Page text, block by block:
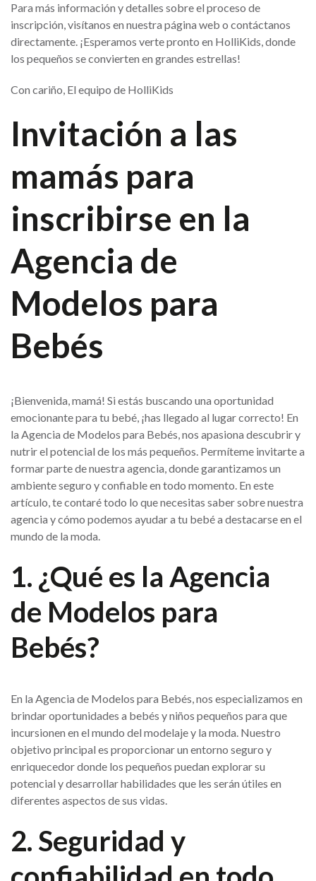
Para más información y detalles sobre el proceso de
inscripción, visítanos en nuestra página web o contáctanos
directamente. ¡Esperamos verte pronto en HolliKids, donde
los pequeños se convierten en grandes estrellas!
Con cariño, El equipo de HolliKids
Invitación a las
mamás para
inscribirse en la
Agencia de
Modelos para
Bebés
¡Bienvenida, mamá! Si estás buscando una oportunidad
emocionante para tu bebé, ¡has llegado al lugar correcto! En
la Agencia de Modelos para Bebés, nos apasiona descubrir y
nutrir el potencial de los más pequeños. Permíteme invitarte a
formar parte de nuestra agencia, donde garantizamos un
ambiente seguro y confiable en todo momento. En este
artículo, te contaré todo lo que necesitas saber sobre nuestra
agencia y cómo podemos ayudar a tu bebé a destacarse en el
mundo de la moda.
1. ¿Qué es la Agencia
de Modelos para
Bebés?
En la Agencia de Modelos para Bebés, nos especializamos en
brindar oportunidades a bebés y niños pequeños para que
incursionen en el mundo del modelaje y la moda. Nuestro
objetivo principal es proporcionar un entorno seguro y
enriquecedor donde los pequeños puedan explorar su
potencial y desarrollar habilidades que les serán útiles en
diferentes aspectos de sus vidas.
2. Seguridad y